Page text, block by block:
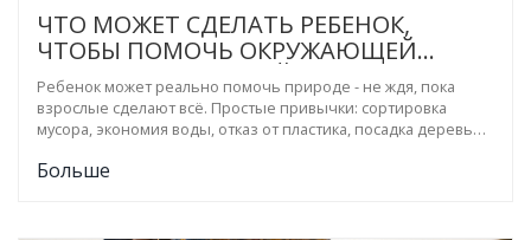
ЧТО МОЖЕТ СДЕЛАТЬ РЕБЕНОК,
ЧТОБЫ ПОМОЧЬ ОКРУЖАЮЩЕЙ
СРЕДЕ? ПРОСТЫЕ ДЕЙСТВИЯ,
КОТОРЫЕ ДЕЙСТВИТЕЛЬНО
РАБОТАЮТ
Ребенок может реально помочь природе - не ждя, пока
взрослые сделают всё. Простые привычки: сортировка
мусора, экономия воды, отказ от пластика, посадка деревьев.
Больше